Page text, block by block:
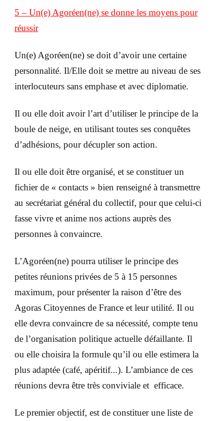
5 – Un(e) Agoréen(ne) se donne les moyens pour
réussir
Un(e) Agoréen(ne) se doit d’avoir une certaine
personnalité. Il/Elle doit se mettre au niveau de ses
interlocuteurs sans emphase et avec diplomatie.
Il ou elle doit avoir l’art d’utiliser le principe de la
boule de neige, en utilisant toutes ses conquêtes
d’adhésions, pour décupler son action.
Il ou elle doit être organisé, et se constituer un
fichier de « contacts » bien renseigné à transmettre
au secrétariat général du collectif, pour que celui-ci
fasse vivre et anime nos actions auprès des
personnes à convaincre.
L’Agoréen(ne) pourra utiliser le principe des
petites réunions privées de 5 à 15 personnes
maximum, pour présenter la raison d’être des
Agoras Citoyennes de France et leur utilité. Il ou
elle devra convaincre de sa nécessité, compte tenu
de l’organisation politique actuelle défaillante. Il
ou elle choisira la formule qu’il ou elle estimera la
plus adaptée (café, apéritif...). L’ambiance de ces
réunions devra être très conviviale et efficace.
Le premier objectif, est de constituer une liste de